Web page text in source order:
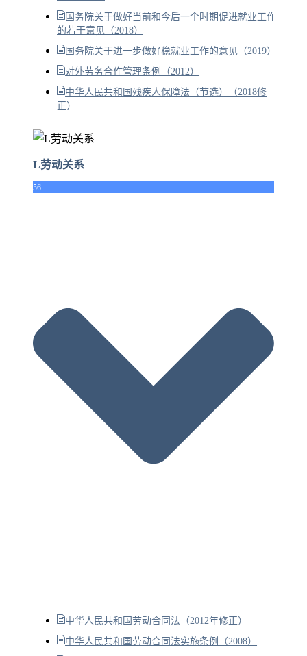
国务院关于做好当前和今后一个时期促进就业工作
的若干意见（2018）
国务院关于进一步做好稳就业工作的意见（2019）
对外劳务合作管理条例（2012）
中华人民共和国残疾人保障法（节选）（2018修
正）
L劳动关系
56
中华人民共和国劳动合同法（2012年修正）
中华人民共和国劳动合同法实施条例（2008）